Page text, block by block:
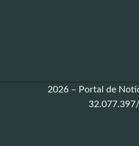
2026 – Portal de